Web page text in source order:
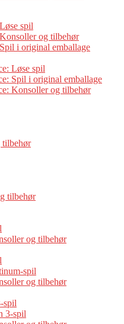
spil
og tilbehør
i original emballage
Løse spil
Spil i original emballage
Konsoller og tilbehør
tilbehør
tilbehør
og tilbehør
spil
og tilbehør
spil
3-spil